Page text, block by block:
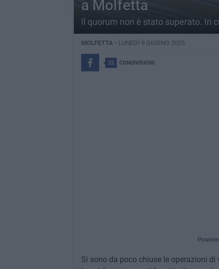
a Molfetta
Il quorum non è stato superato. In
MOLFETTA - LUNEDÌ 9 GIUGNO 2025
32 CONDIVISIONI
Si sono da poco chiuse le operazioni